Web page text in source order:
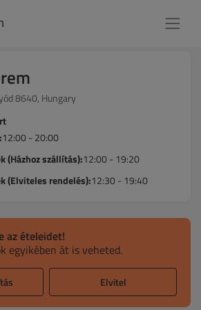
8640, Hungary
12:00 - 20:00
(Házhoz szállítás):12:00 - 19:20
(Elviteles rendelés):12:30 - 19:40
az ételeidet!
egyikében át is veheted.
Elvitel